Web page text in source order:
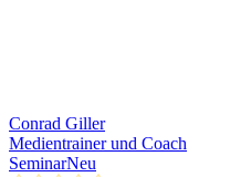
Conrad Giller
Medientrainer und Coach
SeminarNeu